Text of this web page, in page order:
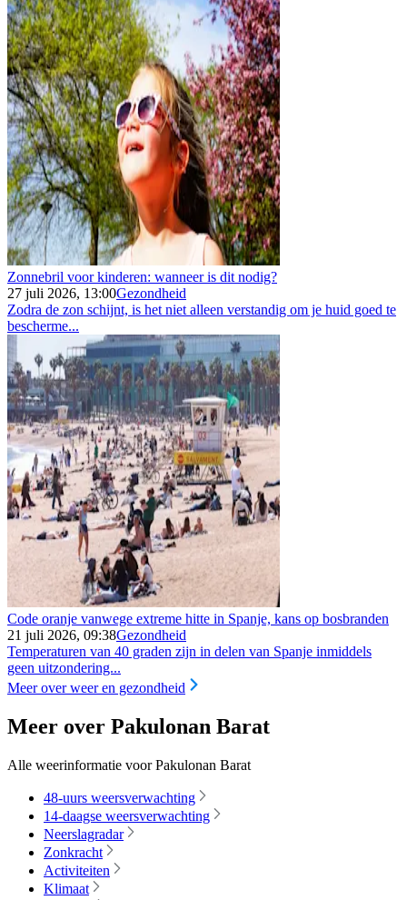
Zonnebril voor kinderen: wanneer is dit nodig?
27 juli 2026, 13:00Gezondheid
Zodra de zon schijnt, is het niet alleen verstandig om je huid goed te
bescherme...
Code oranje vanwege extreme hitte in Spanje, kans op bosbranden
21 juli 2026, 09:38Gezondheid
Temperaturen van 40 graden zijn in delen van Spanje inmiddels
geen uitzondering...
Meer over weer en gezondheid
Meer over Pakulonan Barat
Alle weerinformatie voor Pakulonan Barat
48-uurs weersverwachting
14-daagse weersverwachting
Neerslagradar
Zonkracht
Activiteiten
Klimaat